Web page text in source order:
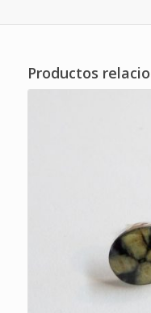
Productos